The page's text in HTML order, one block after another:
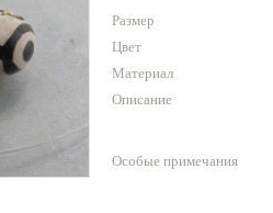
Размер
Цвет
Материал
Описание
Особые примечания